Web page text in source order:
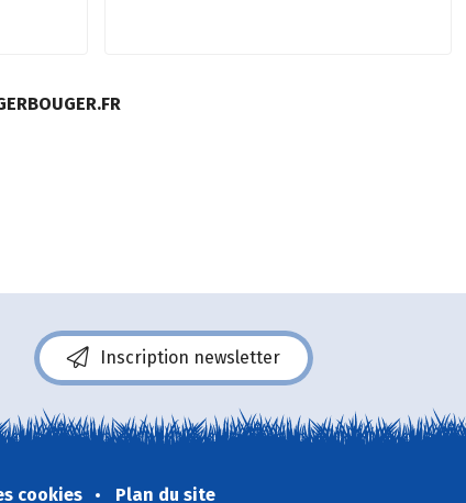
Inscription newsletter
cookies Plan du site